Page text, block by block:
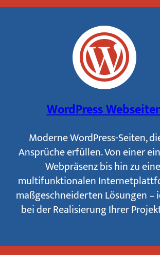
WordPress
Moderne WordPress-Seiten,
Ansprüche erfüllen. Von einer
Webpräsenz bis hin zu
multifunktionalen
maßgeschneiderten Lösungen –
bei der Realisierung Ihrer